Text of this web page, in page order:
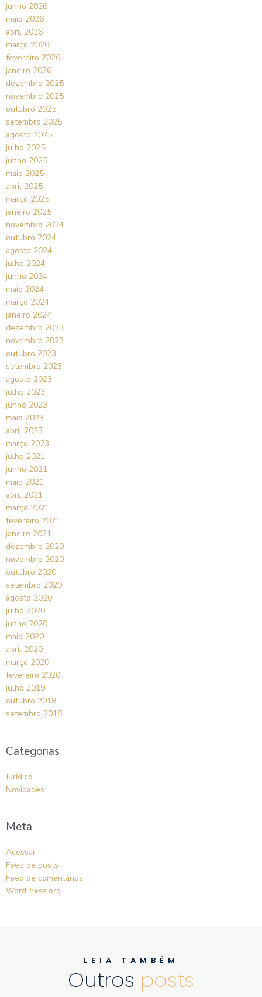
junho 2026
maio 2026
abril 2026
março 2026
fevereiro 2026
janeiro 2026
dezembro 2025
novembro 2025
outubro 2025
setembro 2025
agosto 2025
julho 2025
junho 2025
maio 2025
abril 2025
março 2025
janeiro 2025
novembro 2024
outubro 2024
agosto 2024
julho 2024
junho 2024
maio 2024
março 2024
janeiro 2024
dezembro 2023
novembro 2023
outubro 2023
setembro 2023
agosto 2023
julho 2023
junho 2023
maio 2023
abril 2023
março 2023
julho 2021
junho 2021
maio 2021
abril 2021
março 2021
fevereiro 2021
janeiro 2021
dezembro 2020
novembro 2020
outubro 2020
setembro 2020
agosto 2020
julho 2020
junho 2020
maio 2020
abril 2020
março 2020
fevereiro 2020
julho 2019
outubro 2018
setembro 2018
Categorias
Jurídico
Novidades
Meta
Acessar
Feed de posts
Feed de comentários
WordPress.org
LEIA TAMBÉM
Outros posts